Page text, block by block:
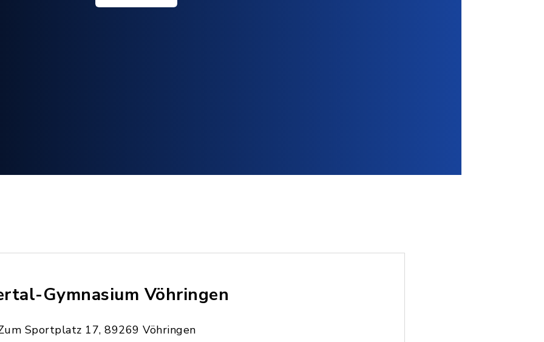
Gymnasium Vöhringen
Sportplatz 17, 89269 Vöhringen